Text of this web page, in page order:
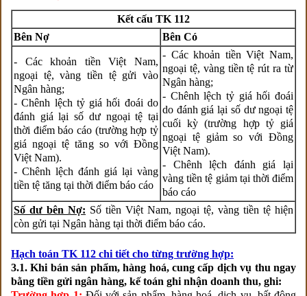
Kết cấu TK 112
Bên Nợ
Bên Có
- Các khoản tiền Việt Nam,
ngoại tệ, vàng tiền tệ gửi vào
Ngân hàng;
- Chênh lệch tỷ giá hối đoái do
đánh giá lại số dư ngoại tệ tại
thời điểm báo cáo (trường hợp tỷ
giá ngoại tệ tăng so với Đồng
Việt Nam).
- Chênh lệch đánh giá lại vàng
tiền tệ tăng tại thời điểm báo cáo
- Các khoản tiền Việt Nam,
ngoại tệ, vàng tiền tệ rút ra từ
Ngân hàng;
- Chênh lệch tỷ giá hối đoái
do đánh giá lại số dư ngoại tệ
cuối kỳ (trường hợp tỷ giá
ngoại tệ giảm so với Đồng
Việt Nam).
- Chênh lệch đánh giá lại
vàng tiền tệ giảm tại thời điểm
báo cáo
Số dư bên Nợ: Số tiền Việt Nam, ngoại tệ, vàng tiền tệ hiện
còn gửi tại Ngân hàng tại thời điểm báo cáo.
Hạch toán TK 112 chi tiết cho từng trường hợp:
3.1. Khi bán sản phẩm, hàng hoá, cung cấp dịch vụ thu ngay
bằng tiền gửi ngân hàng, kế toán ghi nhận doanh thu, ghi: